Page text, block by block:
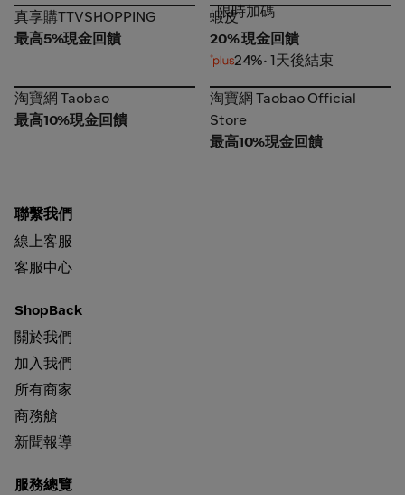
真享購TTVSHOPPING
真享購TTVSHOPPING
最高5%現金回饋
蝦皮
限時加碼
蝦皮
20% 現金回饋
24%• 1天後結束
淘寶網 Taobao
淘寶網 Taobao
最高10%現金回饋
淘寶網 Taobao Official
Store
淘寶網 Taobao Official
Store
最高10%現金回饋
聯繫我們
線上客服
客服中心
ShopBack
關於我們
加入我們
所有商家
商務艙
新聞報導
服務總覽